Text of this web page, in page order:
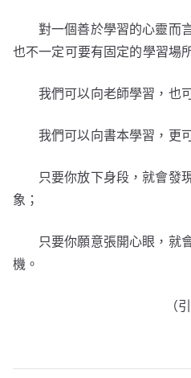
對一個善於學習的心靈而
也不一定可要有固定的學習場
我們可以向老師學習，也
我們可以向書本學習，更
只要你放下身段，就會發
象；
只要你願意張開心眼，就
機。
（